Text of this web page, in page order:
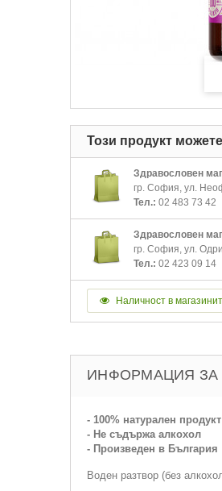
Този продукт
Здравословен
гр. София, ул.
Тел.: 02 483 73 42
Здравословен
гр. София, ул.
Тел.: 02 423 09 14
Наличност в
ИНФОРМАЦИЯ ЗА
- 100% натурален продукт
- Не съдържа алкохол
- Произведен в България
Воден разтвор (без